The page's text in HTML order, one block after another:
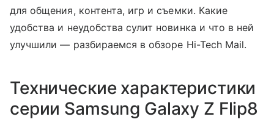
для общения, контента, игр и съемки. Какие
удобства и неудобства сулит новинка и что в ней
улучшили — разбираемся в обзоре Hi-Tech Mail.
Технические характеристики
серии Samsung Galaxy Z Flip8